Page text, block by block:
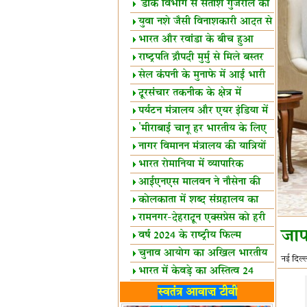
शैक्षिक सत्र शुरू
'डाक विभाग से सतीश गुजराल का
रिश्ता गहरा'
युवा नशे जैसी विनाशकारी आदत से
दूर रहें-मोदी
भारत और रवांडा के बीच हुआ
व्यापार विस्तार
राष्ट्रपति द्रौपदी मुर्मु से मिले बस्तर
के प्रतिनिधि
सेल कंपनी के मुनाफे में आई भारी
उछाल!
दूरसंचार तकनीक के क्षेत्र में
उत्कृष्टता पुरस्कार
पर्यटन मंत्रालय और एयर इंडिया में
समझौता
'मीराबाई चानू हर भारतीय के लिए
प्रेरणा'
नागर विमानन मंत्रालय की यात्रियों
को सलाह
भारत रोमानिया में व्यापारिक
साझेदारियां
आईएनएस मालवन ने नौसेना की
ताकत बढ़ाई
कोलकाता में शब्द संग्रहालय का
उद्घाटन
रामनगर-देहरादून एक्सप्रेस को हरी
झंडीवर्ष 2024 के राष्ट्रीय फिल्म
पुरस्कारों की घोषणा
चुनाव आयोग का अखिल भारतीय
मीडिया सम्मेलन
भारत में केवड़े का अस्तित्‍व 24
लाख वर्ष!
लखनऊ में 'एक राष्ट्र एक चुनाव'
स्वतंत्र आवाज़ टीवी
नई